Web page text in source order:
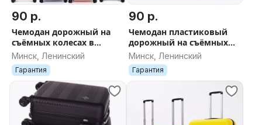
90 р.
Чемодан дорожный на
съёмных колесах в
Минске новый ДОСТАВКА
поликарбонат ABS -
пластик
Минск, Ленинский
Гарантия
90 р.
Чемодан пластиковый
дорожный на съёмных
колесах новый в Минске
ДОСТАВКА поликарбонат
лаванда
Минск, Ленинский
Гарантия